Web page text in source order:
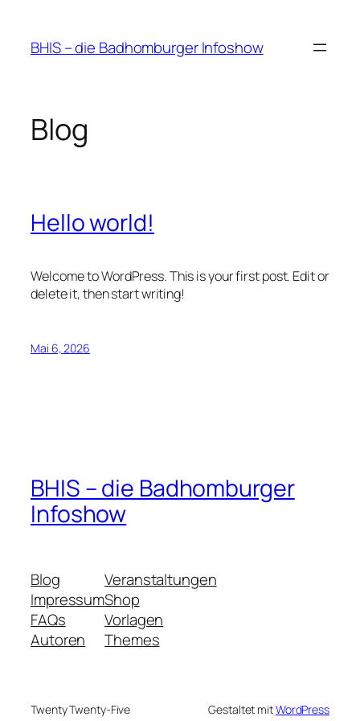
springen
BHIS – die Badhomburger Infoshow
Blog
Hello world!
Welcome to WordPress. This is your first post. Edit or
delete it, then start writing!
Mai 6, 2026
BHIS – die Badhomburger
Infoshow
Blog
Impressum
FAQs
Autoren
Veranstaltungen
Shop
Vorlagen
Themes
Twenty Twenty-Five Gestaltet mitWordPress